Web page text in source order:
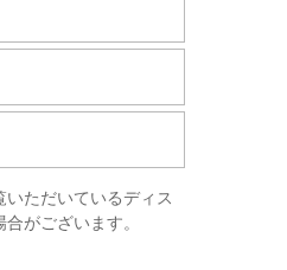
ただいているディス
がございます。